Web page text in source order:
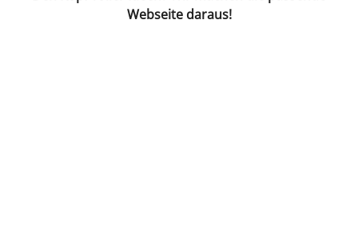
Webseite daraus!